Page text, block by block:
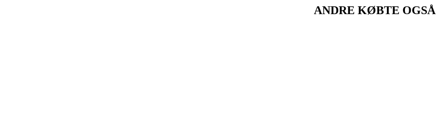
ANDRE KØBTE OGSÅ